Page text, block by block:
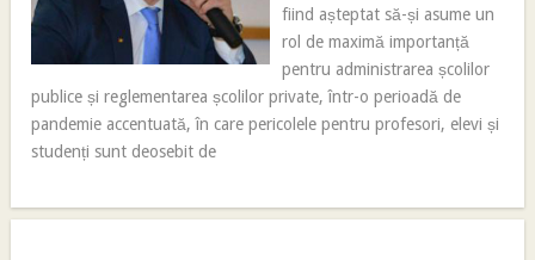
fiind așteptat să-și asume un
rol de maximă importanță
pentru administrarea școlilor
publice și reglementarea școlilor private, într-o perioadă de
pandemie accentuată, în care pericolele pentru profesori, elevi și
studenți sunt deosebit de